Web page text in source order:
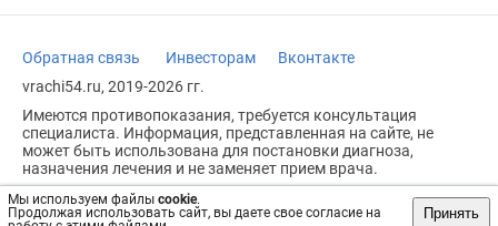
Мы используем файлы cookie.
Продолжая использовать сайт, вы даете свое согласие на
Принять
Обратная связь Инвесторам
Вконтакте
vrachi54.ru, 2019-2026 гг.
Имеются противопоказания, требуется консультация
специалиста. Информация, представленная на сайте, не
может быть использована для постановки диагноза,
назначения лечения и не заменяет прием врача.
Возрастное ограничение: 18+